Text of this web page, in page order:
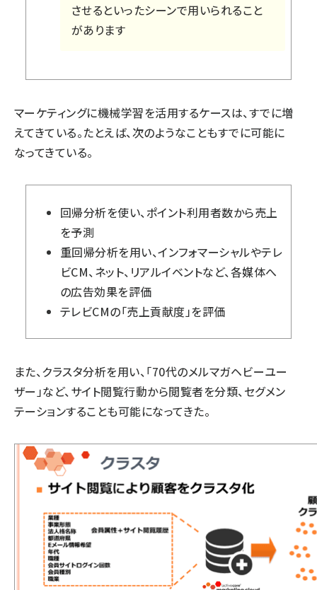
させるといったシーンで用いられること
があります
マーケティングに機械学習を活用するケースは、すでに増
えてきている。たとえば、次のようなこともすでに可能に
なってきている。
回帰分析を使い、ポイント利用者数から売上
を予測
重回帰分析を用い、インフォマーシャルやテレ
ビCM、ネット、リアルイベントなど、各媒体へ
の広告効果を評価
テレビCMの「売上貢献度」を評価
また、クラスタ分析を用い、「70代のメルマガヘビーユー
ザー」など、サイト閲覧行動から閲覧者を分類、セグメン
テーションすることも可能になってきた。